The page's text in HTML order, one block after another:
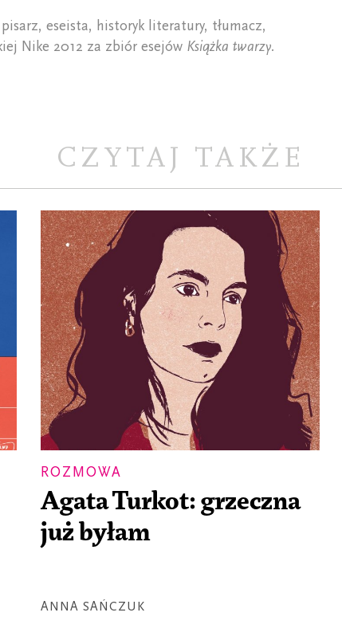
eseista, historyk literatury, tłumacz,
Nike 2012 za zbiór esejów Książka twarzy.
CZYTAJ TAKŻE
ROZMOWA
Agata Turkot: grzeczna
już byłam
ANNA SAŃCZUK